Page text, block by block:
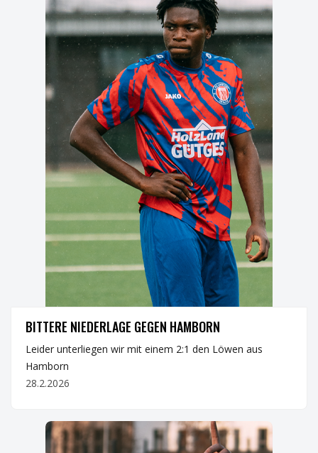
BITTERE NIEDERLAGE GEGEN HAMBORN
Leider unterliegen wir mit einem 2:1 den Löwen aus
Hamborn
28.2.2026